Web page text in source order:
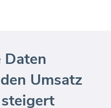
Daten
Umsatz